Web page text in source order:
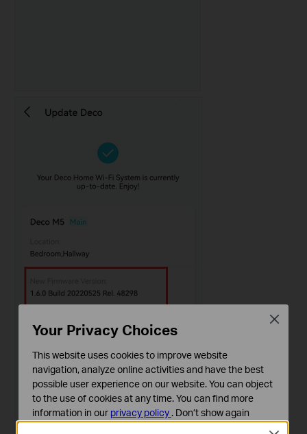
Your Privacy Choices
This website uses cookies to improve website
navigation, analyze online activities and have the best
possible user experience on our website. You can object
to the use of cookies at any time. You can find more
information in our privacy policy . Don’t show again
Close